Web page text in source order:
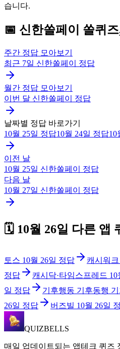
습니다.
📅 신한쏠페이 쏠퀴
주간 정답 모아보기
최근 7일 신한쏠페이 정답
월간 정답 모아보기
이번 달 신한쏠페이 정답
날짜별 정답 바로가기
10월 25일 정답10월 24일 정답10
이전 날
10월 25일 신한쏠페이
정답
다음 날
10월 27일 신한쏠페이 정답
🗓️ 10월 26일 다른 앱
토스 10월 26일 정답 캐시워크
정답
캐시닥·타임스프레드 10
일 정답 기후행동 기후동행
26일 정답 버즈빌 10월 26일
QUIZBELLS
매일 업데이트되는 앱테크 퀴즈